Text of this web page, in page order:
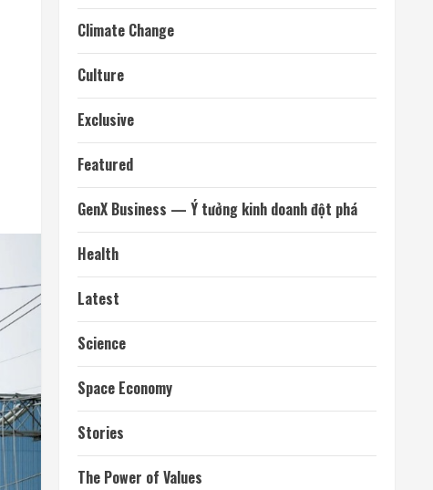
Climate Change
Culture
Exclusive
Featured
GenX Business — Ý tưởng kinh doanh đột phá
Health
Latest
Science
Space Economy
Stories
The Power of Values